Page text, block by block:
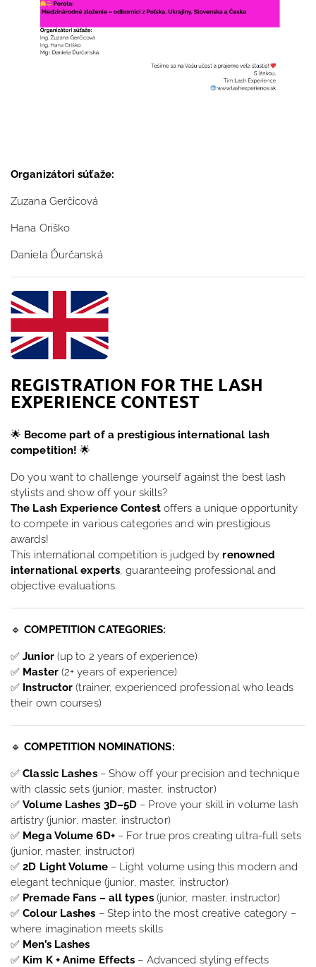
Organizátori súťaže:
Zuzana Gerčicová
Hana Oriško
Daniela Ďurčanská
REGISTRATION FOR THE LASH
EXPERIENCE CONTEST
🌟 Become part of a prestigious international lash
competition! 🌟
Do you want to challenge yourself against the best lash
stylists and show off your skills?
The Lash Experience Contestoffers a unique opportunity
to compete in various categories and win prestigious
awards!
This international competition is judged by renowned
international experts, guaranteeing professional and
objective evaluations.
🔹COMPETITION CATEGORIES:
✅Junior(up to 2 years of experience)
✅ Master(2+ years of experience)
✅ Instructor (trainer, experienced professional who leads
their own courses)
🔹COMPETITION NOMINATIONS:
✅Classic Lashes– Show off your precision and technique
with classic sets (junior, master, instructor)
✅Volume Lashes 3D–5D – Prove your skill in volume lash
artistry (junior, master, instructor)
✅ Mega Volume 6D+– For true pros creating ultra-full sets
(junior, master, instructor)
✅2D Light Volume– Light volume using this modern and
elegant technique (junior, master, instructor)
✅ Premade Fans – all types(junior, master, instructor)
✅Colour Lashes – Step into the most creative category –
where imagination meets skills
✅ Men’s Lashes
✅ Kim K + Anime Effects – Advanced styling effects